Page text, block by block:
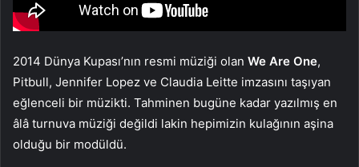
2014 Dünya Kupası’nın resmi müziği olan We Are One,
Pitbull, Jennifer Lopez ve Claudia Leitte imzasını taşıyan
eğlenceli bir müzikti. Tahminen bugüne kadar yazılmış en
âlâ turnuva müziği değildi lakin hepimizin kulağının aşina
olduğu bir modüldü.